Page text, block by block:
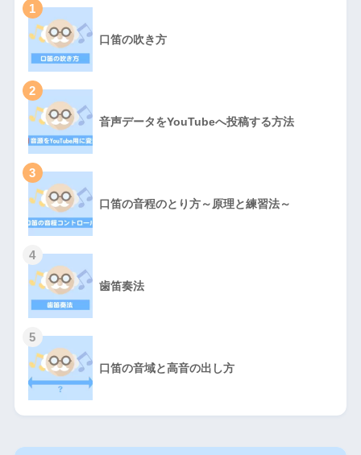
1
口笛の吹き方
2
音声データをYouTubeへ投稿する方法
3
口笛の音程のとり方～原理と練習法～
4
歯笛奏法
5
口笛の音域と高音の出し方